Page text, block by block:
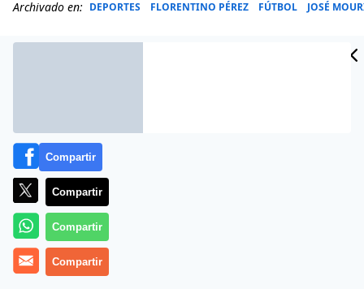
Archivado en: DEPORTES FLORENTINO PÉREZ FÚTBOL JOSÉ
Más información
Compartir
Compartir
Compartir
Compartir